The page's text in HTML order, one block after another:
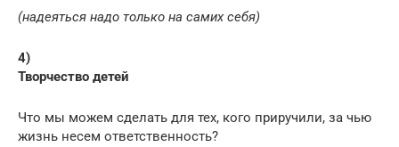
(надеяться надо только на самих себя)
4)
Творчество детей
Что мы можем сделать для тех, кого приручили, за чью
жизнь несем ответственность?